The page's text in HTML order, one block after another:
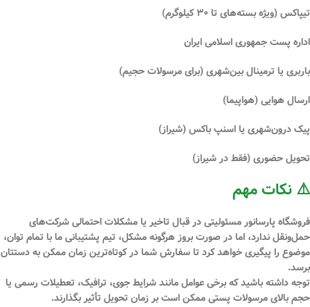
تیپاکس (ویژه بسته‌های تا ۳۰ کیلوگرم)
اداره پست جمهوری اسلامی ایران
باربری یا ترمینال بین‌شهری (برای مرسولات حجیم)
ارسال هوایی (هواپیما)
پیک درون‌شهری یا اسنپ باکس (شیراز)
تحویل حضوری (فقط در شیراز)
⚠️ نکات مهم
فروشگاه پارسانورمسئولیتی در قبال تاخیر یا مشکلات احتمالی شرکت‌های
حمل‌ونقلندارد، اما در صورت بروز هرگونه مشکل، تیم پشتیبانی ما با تمام توان،
موضوع را پیگیری خواهد کرد تا سفارش شما در کوتاه‌ترین زمان ممکن به دستتان
برسد.
توجه داشته باشید که برخی عوامل مانند شرایط جوی، ترافیک، تعطیلات رسمی یا
حجم بالای مرسولات پستی ممکن است بر زمان تحویل تأثیر بگذارند.